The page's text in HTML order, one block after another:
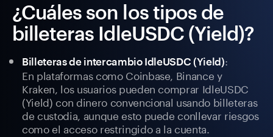
¿Cuáles son los tipos de
billeteras IdleUSDC (Yield)?
Billeteras de intercambio IdleUSDC (Yield):
En plataformas como Coinbase, Binance y
Kraken, los usuarios pueden comprar IdleUSDC
(Yield) con dinero convencional usando billeteras
de custodia, aunque esto puede conllevar riesgos
como el acceso restringido a la cuenta.